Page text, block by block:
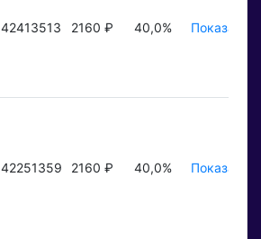
42413513 2160 ₽ 40,0% Показать ₽
42251359 2160 ₽ 40,0% Показать ₽